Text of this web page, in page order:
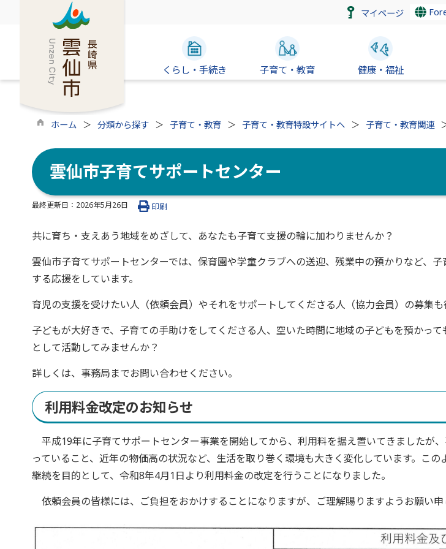
マイページ
くらし・手続き 子育て・教育 健康・福祉
ホーム 分類から探す 子育て・教育 子育て・教育特設サイトへ 子育て・教育関連
雲仙市子育てサポートセンター
最終更新日： 2026年5月26日 印刷
共に育ち・支えあう地域をめざして、あなたも子育て支援の輪に加わりませんか？
雲仙市子育てサポートセンターでは、保育園や学童クラブへの送迎、残業中の預かりなど、子
する応援をしています。
育児の支援を受けたい人（依頼会員）やそれをサポートしてくださる人（協力会員）の募集も
子どもが大好きで、子育ての手助けをしてくださる人、空いた時間に地域の子どもを預かっ
として活動してみませんか？
詳しくは、事務局までお問い合わせください。
利用料金改定のお知らせ
平成19年に子育てサポートセンター事業を開始してから、利用料を据え置いてきましたが
っていること、近年の物価高の状況など、生活を取り巻く環境も大きく変化しています。こ
継続を目的として、令和8年4月1日より利用料金の改定を行うことになりました。
依頼会員の皆様には、ご負担をおかけすることになりますが、ご理解賜りますようお願い申